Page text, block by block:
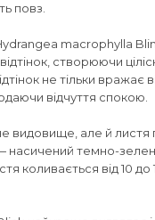
повз.
macrophylla
створюючи
не тільки вражає
відчуття спокою.
видовище, але й листя
насичений темно-
коливається від 10